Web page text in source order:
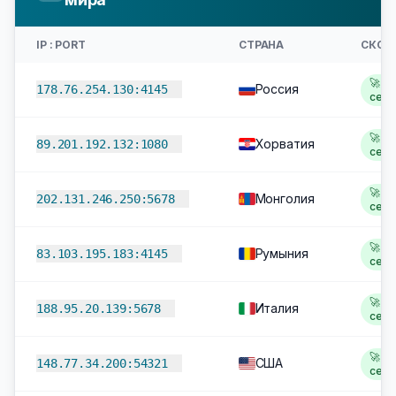
IP : PORT СТРАНА
178.76.254.130:4145 Россия
🚀
сек
89.201.192.132:1080 Хорватия
🚀
сек
202.131.246.250:5678 Монголия
🚀
сек
83.103.195.183:4145 Румыния
🚀
сек
188.95.20.139:5678 Италия
🚀
сек
148.77.34.200:54321 США
🚀
сек